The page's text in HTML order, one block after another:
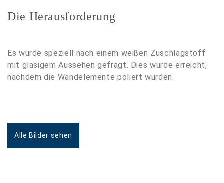
Die Herausforderung
Es wurde speziell nach einem weißen Zuschlagstoff
mit glasigem Aussehen gefragt. Dies wurde erreicht,
nachdem die Wandelemente poliert wurden.
Alle Bilder sehen